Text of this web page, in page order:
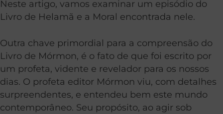
Neste artigo, vamos examinar um episódio do
Livro de Helamã e a Moral encontrada nele.
Outra chave primordial para a compreensão do
Livro de Mórmon, é o fato de que foi escrito por
um profeta, vidente e revelador para os nossos
dias. O profeta editor Mórmon viu, com detalhes
surpreendentes, e entendeu bem este mundo
contemporâneo. Seu propósito, ao agir sob